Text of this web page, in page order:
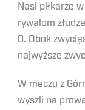
Nasi piłkarze
rywalom
0. Obok
najwyższe
W meczu z
wyszli na